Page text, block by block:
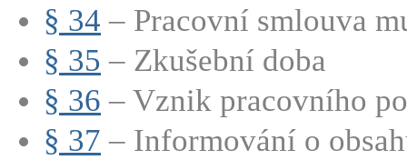
§ 34 – Pracovní smlouva
§ 35 – Zkušební doba
§ 36 – Vznik pracovního
§ 37 – Informování o